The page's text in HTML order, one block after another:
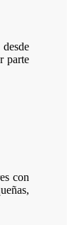
parte
con